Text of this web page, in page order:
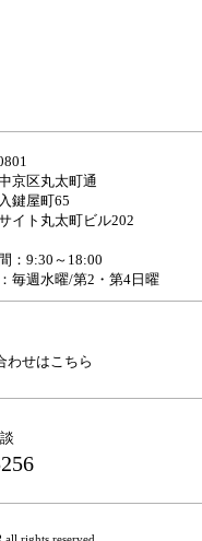
京区丸太町通
鍵屋町65
イト丸太町ビル202
：9:30～18:00
毎週水曜/第2・第4日曜
わせはこちら
rights reserved.